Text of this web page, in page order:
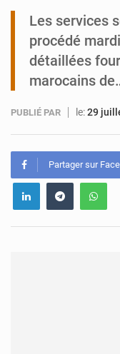
Les services
procédé
détaillées
marocains
PUBLIÉ PAR le:29
Partager sur